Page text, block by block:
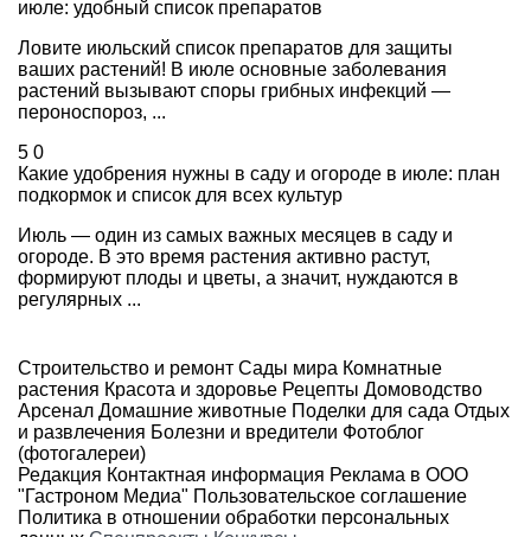
июле: удобный список препаратов
Ловите июльский список препаратов для защиты
ваших растений! В июле основные заболевания
растений вызывают споры грибных инфекций —
пероноспороз, ...
5 0
Какие удобрения нужны в саду и огороде в июле: план
подкормок и список для всех культур
Июль — один из самых важных месяцев в саду и
огороде. В это время растения активно растут,
формируют плоды и цветы, а значит, нуждаются в
регулярных ...
Строительство и ремонт Сады мира Комнатные
растения Красота и здоровье Рецепты Домоводство
Арсенал Домашние животные Поделки для сада Отдых
и развлечения Болезни и вредители Фотоблог
(фотогалереи)
Редакция Контактная информация Реклама в ООО
"Гастроном Медиа" Пользовательское соглашение
Политика в отношении обработки персональных